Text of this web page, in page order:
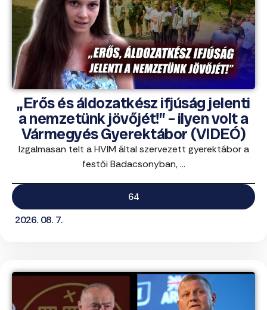
„Erős és áldozatkész ifjúság jelenti
a nemzetünk jövőjét!” – ilyen volt a
Vármegyés Gyerektábor (VIDEÓ)
Izgalmasan telt a HVIM által szervezett gyerektábor a
festői Badacsonyban, ...
64
2026. 08. 7.